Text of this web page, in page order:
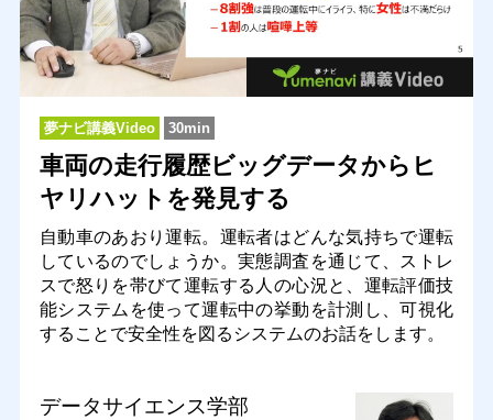
夢ナビ講義Video 30min
車両の走行履歴ビッグデータからヒ
ヤリハットを発見する
自動車のあおり運転。運転者はどんな気持ちで運転
しているのでしょうか。実態調査を通じて、ストレ
スで怒りを帯びて運転する人の心況と、運転評価技
能システムを使って運転中の挙動を計測し、可視化
することで安全性を図るシステムのお話をします。
データサイエンス学部